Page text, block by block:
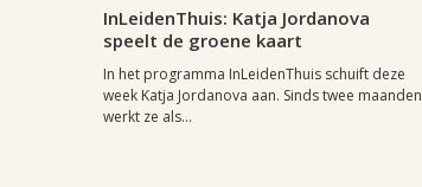
InLeidenThuis: Katja Jordanova
speelt de groene kaart
In het programma InLeidenThuis schuift deze
week Katja Jordanova aan. Sinds twee maanden
werkt ze als...